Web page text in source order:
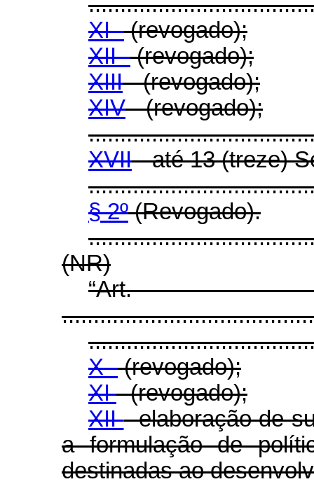
XI -(revogado);
XII -(revogado);
XIII- (revogado);
XIV- (revogado);
XVII- até 13 (treze)
§ 2º(Revogado).
(NR)
X -(revogado);
XI- (revogado);
XII- elaboração de
a formulação de
destinadas ao